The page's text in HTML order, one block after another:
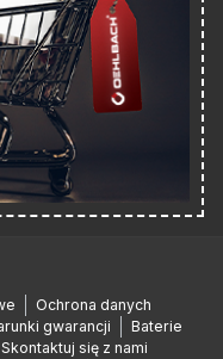
Ochrona danych
gwarancji
Baterie
Skontaktuj się z nami